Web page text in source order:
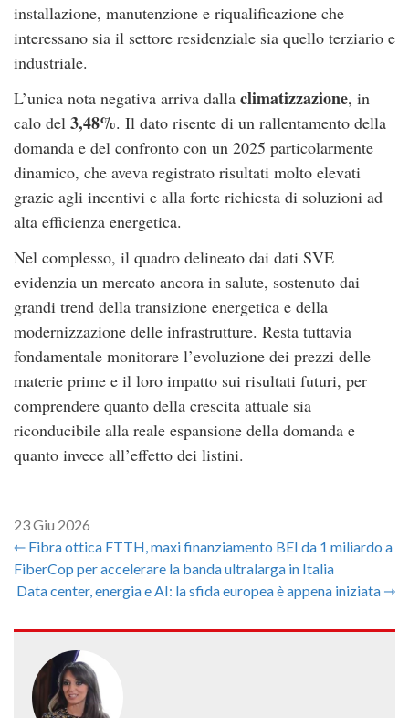
installazione, manutenzione e riqualificazione che
interessano sia il settore residenziale sia quello terziario e
industriale.
L’unica nota negativa arriva dalla climatizzazione, in
calo del 3,48%. Il dato risente di un rallentamento della
domanda e del confronto con un 2025 particolarmente
dinamico, che aveva registrato risultati molto elevati
grazie agli incentivi e alla forte richiesta di soluzioni ad
alta efficienza energetica.
Nel complesso, il quadro delineato dai dati SVE
evidenzia un mercato ancora in salute, sostenuto dai
grandi trend della transizione energetica e della
modernizzazione delle infrastrutture. Resta tuttavia
fondamentale monitorare l’evoluzione dei prezzi delle
materie prime e il loro impatto sui risultati futuri, per
comprendere quanto della crescita attuale sia
riconducibile alla reale espansione della domanda e
quanto invece all’effetto dei listini.
23 Giu 2026
⇽ Fibra ottica FTTH, maxi finanziamento BEI da 1 miliardo a
FiberCop per accelerare la banda ultralarga in Italia
Data center, energia e AI: la sfida europea è appena iniziata ⇾